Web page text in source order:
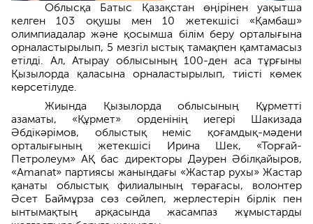
Облысқа Батыс Қазақстан өңірінен уақытша
келген 103 оқушы мен 10 жетекшісі «Қамбаш»
олимпиадалар және қосымша білім беру орталығына
орналастырылып, 5 мезгіл ыстық тамақпен қамтамасыз
етілді. Ал, Атырау облысының 100-ден аса тұрғыны
Қызылорда қаласына орналастырылып, тиісті көмек
көрсетілуде.
Жиында Қызылорда облысының Құрметті
азаматы, «Құрмет» орденінің иегері Шакизада
Әбдікәрімов, облыстық неміс қоғамдық-мәдени
орталығының жетекшісі Ирина Шек, «Торғай-
Петролеум» АҚ бас директоры Дәурен Әбілқайыров,
«Amanat» партиясы жанындағы «Жастар рухы» Жастар
қанаты облыстық филиалының төрағасы, волонтер
Әсет Баймұрза сөз сөйлеп, жерлестерін бірлік пен
ынтымақтың арқасында жасампаз жұмыстарды